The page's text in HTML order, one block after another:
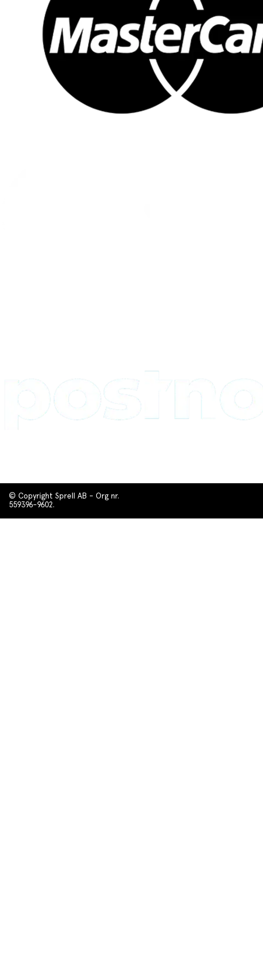
© Copyright Sprell AB - Org nr.
559396-9602.